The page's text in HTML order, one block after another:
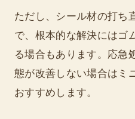
ただし、シール材の打ち
で、根本的な解決にはゴ
る場合もあります。応急
態が改善しない場合はミ
おすすめします。